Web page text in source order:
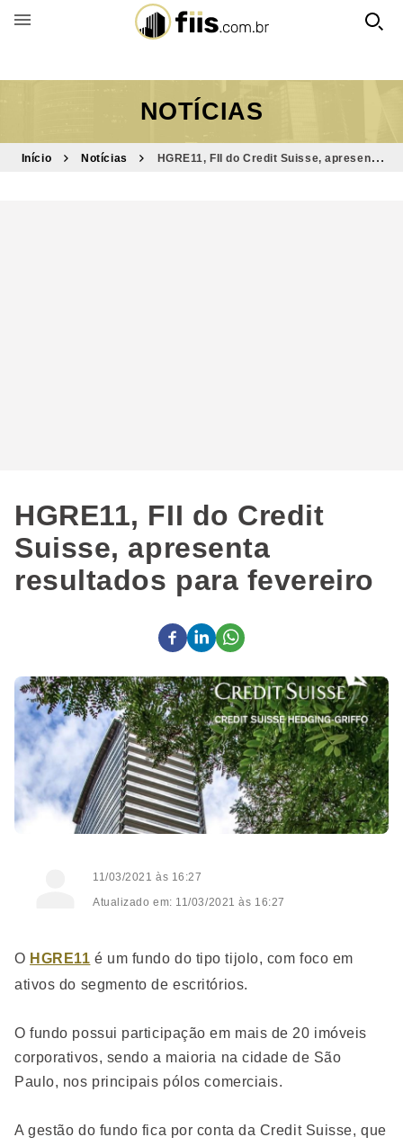
BUSCAR POR FUNDO
NOTÍCIAS
Início Notícias
HGRE11, FII do Credit Suisse, apresenta
HGRE11, FII do Credit
Suisse, apresenta
resultados para fevereiro
11/03/2021 às 16:27
Atualizado em: 11/03/2021 às 16:27
O HGRE11 é um fundo do tipo tijolo, com foco em
ativos do segmento de escritórios.
O fundo possui participação em mais de 20 imóveis
corporativos, sendo a maioria na cidade de São
Paulo, nos principais pólos comerciais.
A gestão do fundo fica por conta da Credit Suisse, que